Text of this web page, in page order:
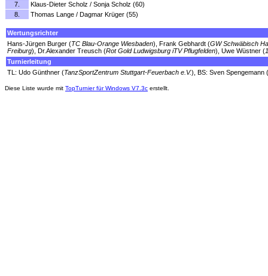
7.
Klaus-Dieter Scholz / Sonja Scholz (60)
8.
Thomas Lange / Dagmar Krüger (55)
Wertungsrichter
Hans-Jürgen Burger (TC Blau-Orange Wiesbaden), Frank Gebhardt (GW Schwäbisch
Freiburg), Dr.Alexander Treusch (Rot Gold Ludwigsburg iTV Pflugfelden), Uwe Wüstner (
Turnierleitung
TL: Udo Günthner (TanzSportZentrum Stuttgart-Feuerbach e.V.), BS: Sven Spengemann (
Diese Liste wurde mit TopTurnier für Windows V7.3c erstellt.